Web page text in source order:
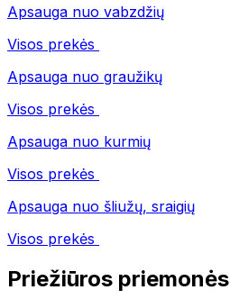
Apsauga nuo vabzdžių
Visos prekės
Apsauga nuo graužikų
Visos prekės
Apsauga nuo kurmių
Visos prekės
Apsauga nuo šliužų, sraigių
Visos prekės
Priežiūros priemonės